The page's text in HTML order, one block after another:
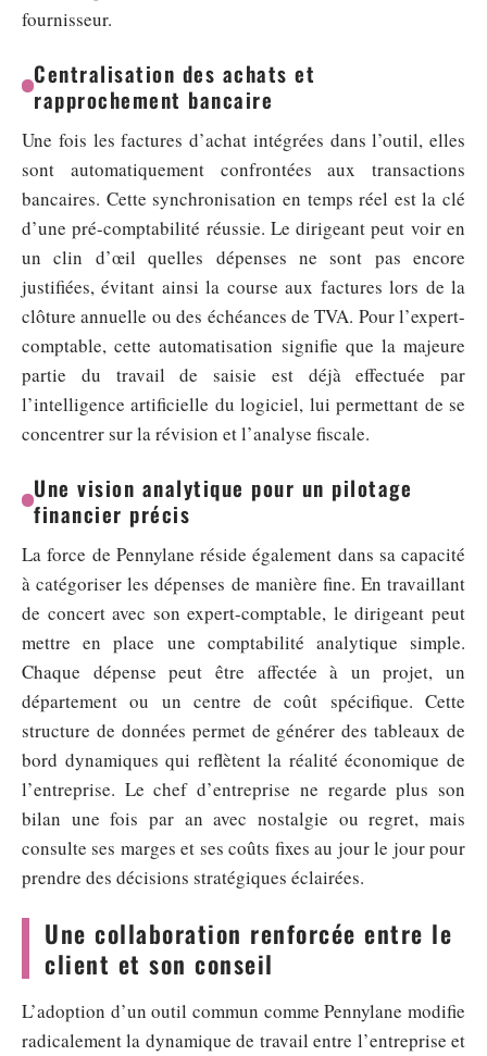
fournisseur.
Centralisation des achats et
rapprochement bancaire
Une fois les factures d’achat intégrées dans l’outil, elles
sont automatiquement confrontées aux transactions
bancaires. Cette synchronisation en temps réel est la clé
d’une pré-comptabilité réussie. Le dirigeant peut voir en
un clin d’œil quelles dépenses ne sont pas encore
justifiées, évitant ainsi la course aux factures lors de la
clôture annuelle ou des échéances de TVA. Pour l’expert-
comptable, cette automatisation signifie que la majeure
partie du travail de saisie est déjà effectuée par
l’intelligence artificielle du logiciel, lui permettant de se
concentrer sur la révision et l’analyse fiscale.
Une vision analytique pour un pilotage
financier précis
La force de Pennylane réside également dans sa capacité
à catégoriser les dépenses de manière fine. En travaillant
de concert avec son expert-comptable, le dirigeant peut
mettre en place une comptabilité analytique simple.
Chaque dépense peut être affectée à un projet, un
département ou un centre de coût spécifique. Cette
structure de données permet de générer des tableaux de
bord dynamiques qui reflètent la réalité économique de
l’entreprise. Le chef d’entreprise ne regarde plus son
bilan une fois par an avec nostalgie ou regret, mais
consulte ses marges et ses coûts fixes au jour le jour pour
prendre des décisions stratégiques éclairées.
Une collaboration renforcée entre le
client et son conseil
L’adoption d’un outil commun comme Pennylane modifie
radicalement la dynamique de travail entre l’entreprise et